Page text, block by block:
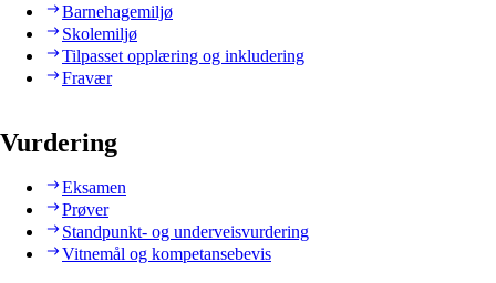
Barnehagemiljø
Skolemiljø
Tilpasset opplæring og inkludering
Fravær
Vurdering
Eksamen
Prøver
Standpunkt- og underveisvurdering
Vitnemål og kompetansebevis